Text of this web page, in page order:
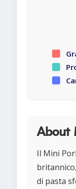
About
Il Mini
di pasta